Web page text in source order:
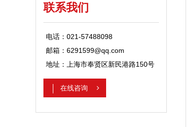
联系我们
电话：021-57488098
邮箱：6291599@qq.com
地址：上海市奉贤区新民港路150号
在线咨询